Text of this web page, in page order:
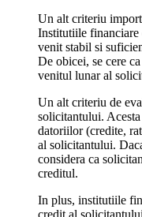
Un alt criteriu
Institutiile financiare
venit stabil si
De obicei, se cere
venitul lunar al
Un alt criteriu de
solicitantului. Acesta
datoriilor (credite,
al solicitantului.
considera ca
creditul.
In plus, institutiile